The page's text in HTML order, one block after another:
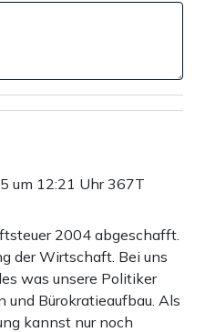
um 12:21 Uhr367T
2004 abgeschafft.
der Wirtschaft. Bei uns
was unsere Politiker
und Bürokratieaufbau. Als
kannst nur noch